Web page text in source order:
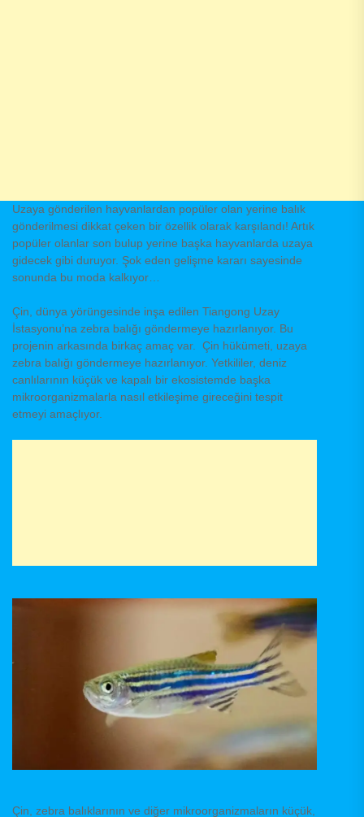
Uzaya gönderilen hayvanlardan popüler olan yerine balık
gönderilmesi dikkat çeken bir özellik olarak karşılandı! Artık
popüler olanlar son bulup yerine başka hayvanlarda uzaya
gidecek gibi duruyor. Şok eden gelişme kararı sayesinde
sonunda bu moda kalkıyor…
Çin, dünya yörüngesinde inşa edilen Tiangong Uzay
İstasyonu’na zebra balığı göndermeye hazırlanıyor. Bu
projenin arkasında birkaç amaç var. Çin hükümeti, uzaya
zebra balığı göndermeye hazırlanıyor. Yetkililer, deniz
canlılarının küçük ve kapalı bir ekosistemde başka
mikroorganizmalarla nasıl etkileşime gireceğini tespit
etmeyi amaçlıyor.
Çin, zebra balıklarının ve diğer mikroorganizmaların küçük,